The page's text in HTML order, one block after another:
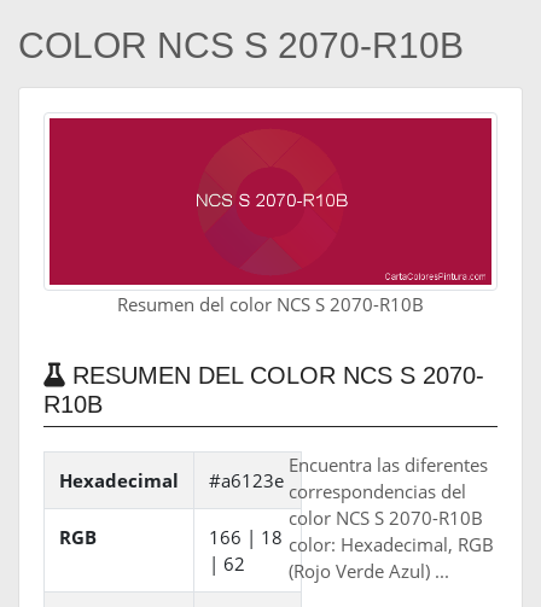
COLOR NCS S 2070-R10B
Resumen del color NCS S 2070-R10B
RESUMEN DEL COLOR NCS S 2070-
R10B
Hexadecimal #a6123e
RGB
166 | 18
| 62
Encuentra las diferentes
correspondencias del
color NCS S 2070-R10B
color: Hexadecimal, RGB
(Rojo Verde Azul) ...